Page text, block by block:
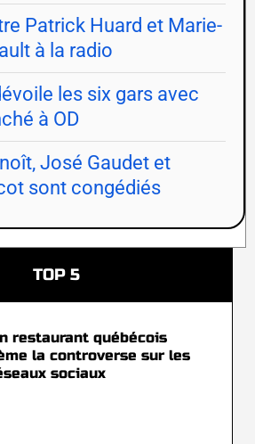
Patrick Huard et Marie-
à la radio
les six gars avec
à OD
José Gaudet et
sont congédiés
TOP 5
restaurant québécois
la controverse sur les
sociaux